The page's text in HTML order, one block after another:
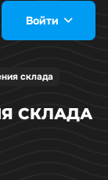
Войти
склада
СКЛАДА